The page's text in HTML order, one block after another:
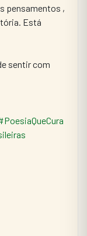
pensamentos ,
Está
sentir com